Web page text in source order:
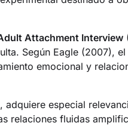
Attachment Interview
Según Eagle (2007),
emocional y
especial
relaciones fluidas